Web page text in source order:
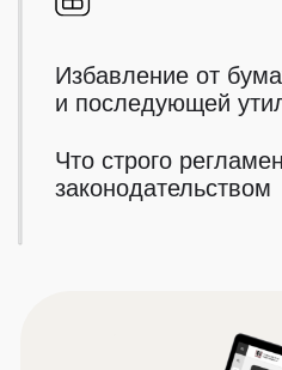
Обучение персонала за 30 минут